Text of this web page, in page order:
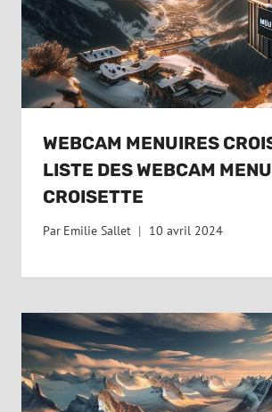
WEBCAM MENUIRES
LISTE DES WEBCAM
CROISETTE
Par Emilie Sallet 10 avril 2024